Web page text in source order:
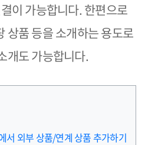
이 가능합니다. 한편으로
상품 등을 소개하는 용도로
개도 가능합니다.
서 외부 상품/연계 상품 추가하기